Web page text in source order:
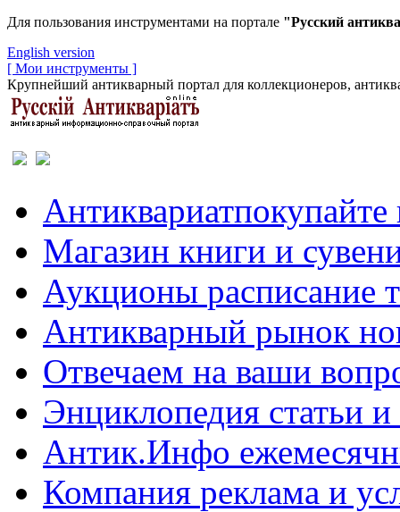
Для пользования инструментами на портале "Русский
English version
[ Мои инструменты ]
Крупнейший антикварный портал для коллекционеров,
Антиквариатпокупайте
Магазин книги и
Аукционы расписание
Антикварный рынок
Отвечаем на ваши
Энциклопедия статьи
Антик.Инфо
Компания реклама и